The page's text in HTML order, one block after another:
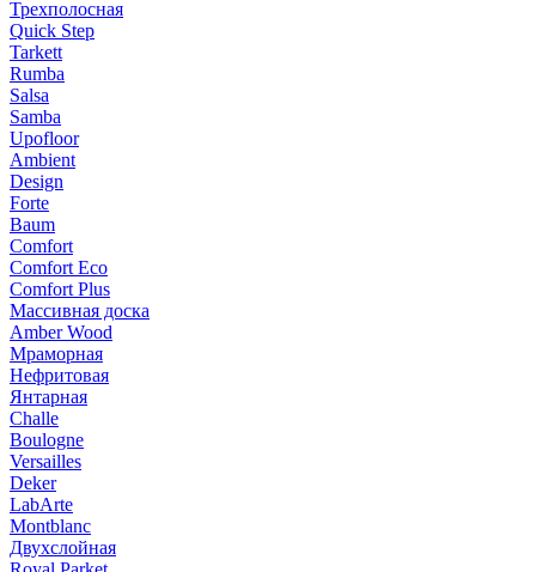
Трехполосная
Quick Step
Tarkett
Rumba
Salsa
Samba
Upofloor
Ambient
Design
Forte
Baum
Comfort
Comfort Eco
Comfort Plus
Массивная доска
Amber Wood
Мраморная
Нефритовая
Янтарная
Challe
Boulogne
Versailles
Deker
LabArte
Montblanc
Двухслойная